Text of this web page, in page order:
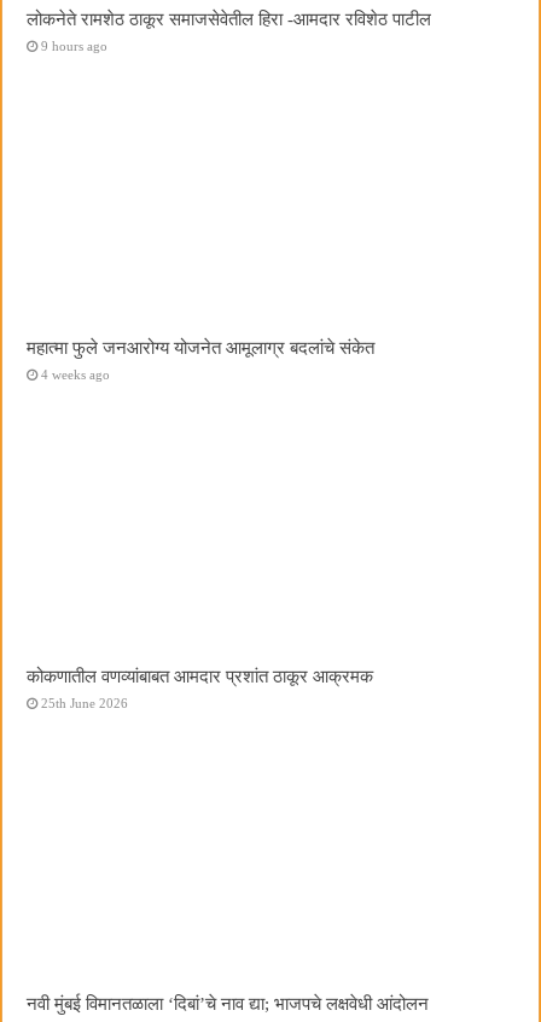
लोकनेते रामशेठ ठाकूर समाजसेवेतील हिरा -आमदार रविशेठ पाटील
9 hours ago
महात्मा फुले जनआरोग्य योजनेत आमूलाग्र बदलांचे संकेत
4 weeks ago
कोकणातील वणव्यांबाबत आमदार प्रशांत ठाकूर आक्रमक
25th June 2026
नवी मुंबई विमानतळाला ‌‘दिबां‌’चे नाव द्या; भाजपचे लक्षवेधी आंदोलन